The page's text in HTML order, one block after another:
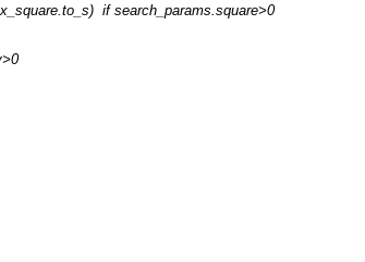
if search_params.square>0